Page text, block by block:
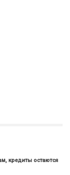
кредиты остаются